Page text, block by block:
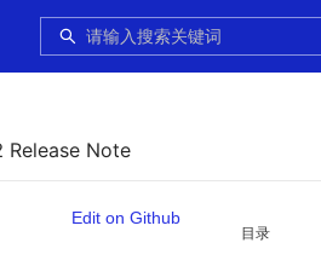
Release Note
目录
Edit on Github